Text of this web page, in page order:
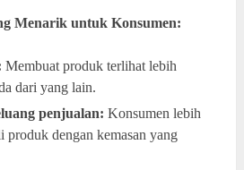
Menarik untuk Konsumen:
Membuat produk terlihat lebih
dari yang lain.
penjualan: Konsumen lebih
produk dengan kemasan yang